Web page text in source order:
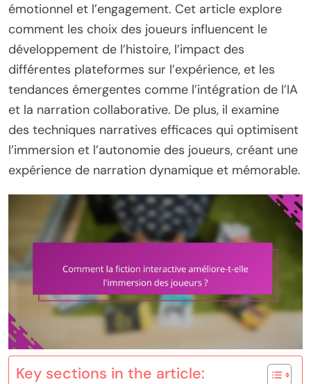
émotionnel et l’engagement. Cet article explore
comment les choix des joueurs influencent le
développement de l’histoire, l’impact des
différentes plateformes sur l’expérience, et les
tendances émergentes comme l’intégration de l’IA
et la narration collaborative. De plus, il examine
des techniques narratives efficaces qui optimisent
l’immersion et l’autonomie des joueurs, créant une
expérience de narration dynamique et mémorable.
Key sections in the article: